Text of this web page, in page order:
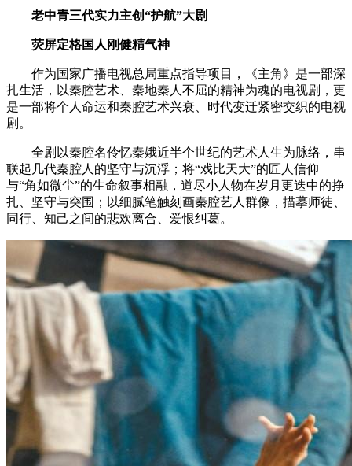
老中青三代实力主创“护航”大剧
荧屏定格国人刚健精气神
作为国家广播电视总局重点指导项目，《主角》是一部深
扎生活，以秦腔艺术、秦地秦人不屈的精神为魂的电视剧，更
是一部将个人命运和秦腔艺术兴衰、时代变迁紧密交织的电视
剧。
全剧以秦腔名伶忆秦娥近半个世纪的艺术人生为脉络，串
联起几代秦腔人的坚守与沉浮；将“戏比天大”的匠人信仰
与“角如微尘”的生命叙事相融，道尽小人物在岁月更迭中的挣
扎、坚守与突围；以细腻笔触刻画秦腔艺人群像，描摹师徒、
同行、知己之间的悲欢离合、爱恨纠葛。